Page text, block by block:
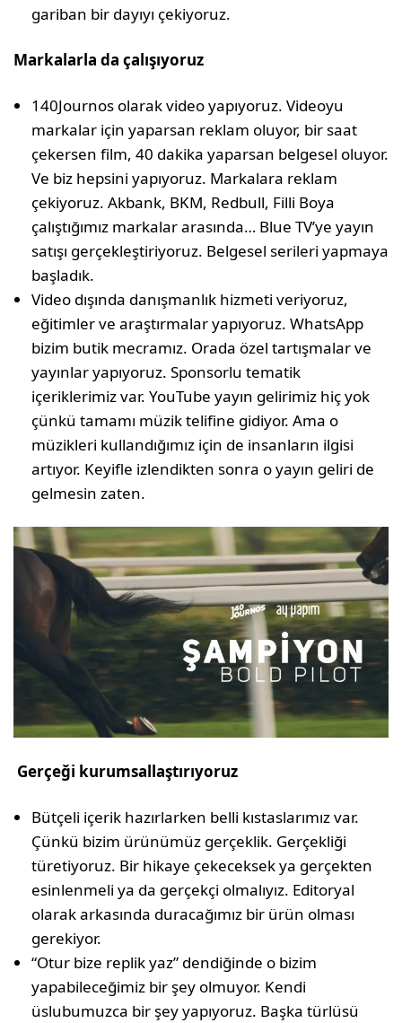
gariban bir dayıyı çekiyoruz.
Markalarla da çalışıyoruz
140Journos olarak video yapıyoruz. Videoyu
markalar için yaparsan reklam oluyor, bir saat
çekersen film, 40 dakika yaparsan belgesel oluyor.
Ve biz hepsini yapıyoruz. Markalara reklam
çekiyoruz. Akbank, BKM, Redbull, Filli Boya
çalıştığımız markalar arasında… Blue TV’ye yayın
satışı gerçekleştiriyoruz. Belgesel serileri yapmaya
başladık.
Video dışında danışmanlık hizmeti veriyoruz,
eğitimler ve araştırmalar yapıyoruz. WhatsApp
bizim butik mecramız. Orada özel tartışmalar ve
yayınlar yapıyoruz. Sponsorlu tematik
içeriklerimiz var. YouTube yayın gelirimiz hiç yok
çünkü tamamı müzik telifine gidiyor. Ama o
müzikleri kullandığımız için de insanların ilgisi
artıyor. Keyifle izlendikten sonra o yayın geliri de
gelmesin zaten.
Gerçeği kurumsallaştırıyoruz
Bütçeli içerik hazırlarken belli kıstaslarımız var.
Çünkü bizim ürünümüz gerçeklik. Gerçekliği
türetiyoruz. Bir hikaye çekecek­sek ya gerçekten
esinlenmeli ya da gerçekçi olmalıyız. Editoryal
olarak arkasında duracağımız bir ürün olması
gerekiyor.
“Otur bize replik yaz” dendiğinde o bizim
yapabileceğimiz bir şey olmuyor. Kendi
üslubumuzca bir şey yapıyoruz. Başka türlüsü